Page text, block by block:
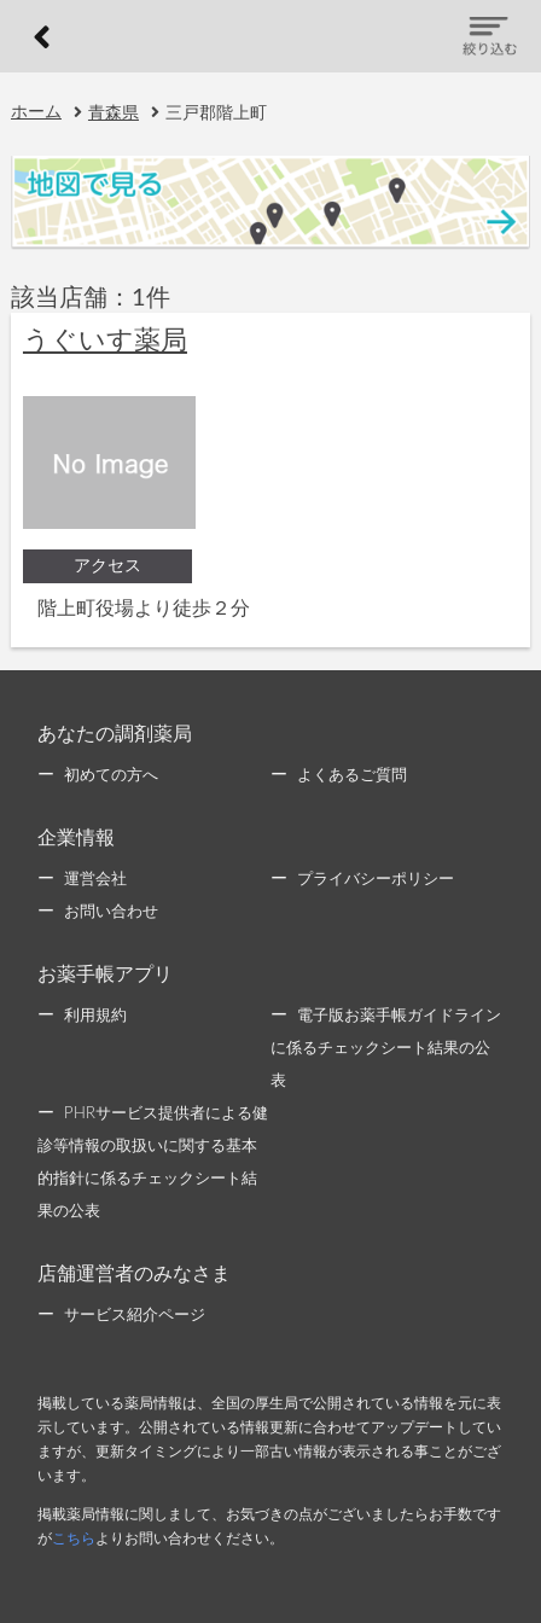
ホーム 青森県 三戸郡階上町
該当店舗：1件
うぐいす薬局
アクセス
階上町役場より徒歩２分
あなたの調剤薬局
初めての方へ よくあるご質問
企業情報
運営会社 プライバシーポリシー
お問い合わせ
お薬手帳アプリ
利用規約 電子版お薬手帳ガイドライン
に係るチェックシート結果の公
表
PHRサービス提供者による健
診等情報の取扱いに関する基本
的指針に係るチェックシート結
果の公表
店舗運営者のみなさま
サービス紹介ページ
掲載している薬局情報は、全国の厚生局で公開されている情報を元に表
示しています。公開されている情報更新に合わせてアップデートしてい
ますが、更新タイミングにより一部古い情報が表示される事ことがござ
います。
掲載薬局情報に関しまして、お気づきの点がございましたらお手数です
が こちら よりお問い合わせください。